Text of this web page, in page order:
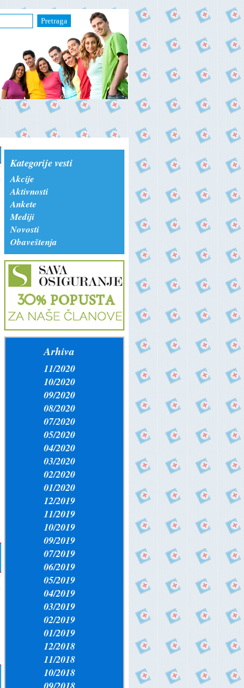
Pretraga
Kategorije vesti
Akcije
Aktivnosti
Ankete
Mediji
Novosti
Obaveštenja
Arhiva
11/2020
10/2020
09/2020
08/2020
07/2020
05/2020
04/2020
03/2020
02/2020
01/2020
12/2019
11/2019
10/2019
09/2019
07/2019
06/2019
05/2019
04/2019
03/2019
02/2019
01/2019
12/2018
11/2018
10/2018